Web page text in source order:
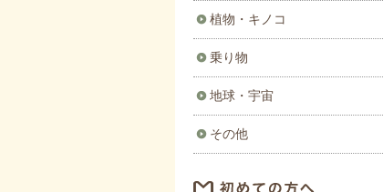
植物・キノコ
乗り物
地球・宇宙
その他